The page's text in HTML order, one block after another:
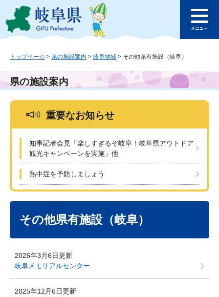
ジ
。
ュ
て
このページの本文へ
ュ
トップページ > 県の施設案内 > 岐阜地域 > その他県有施設（岐阜）
県の施設案内
重要なお知らせ
知事記者会見「楽しすぎるぞ岐阜！岐阜県アウトドア
観光キャンペーンを実施」他
熱中症を予防しましょう
その他県有施設（岐阜）
2026年3月6日更新
岐阜メモリアルセンター
2025年12月6日更新